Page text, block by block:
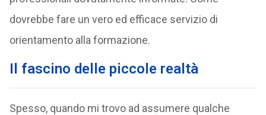
dovrebbe fare un vero ed efficace servizio di
orientamento alla formazione.
Il fascino delle piccole realtà
Spesso, quando mi trovo ad assumere qualche